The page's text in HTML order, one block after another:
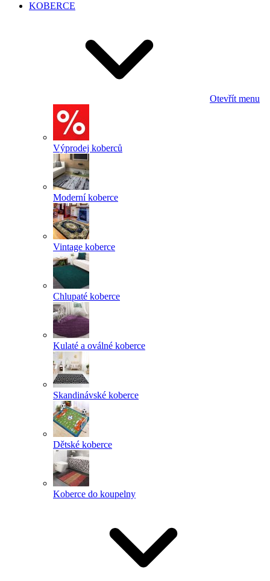
KOBERCE
Otevřít menu
Výprodej koberců
Moderní koberce
Vintage koberce
Chlupaté koberce
Kulaté a oválné koberce
Skandinávské koberce
Dětské koberce
Koberce do koupelny